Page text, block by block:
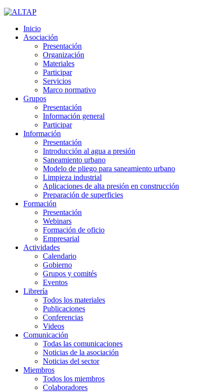
Inicio
Asociación
Presentación
Organización
Materiales
Participar
Servicios
Marco normativo
Grupos
Presentación
Información general
Participar
Información
Presentación
Introducción al agua a presión
Saneamiento urbano
Modelo de pliego para saneamiento urbano
Limpieza industrial
Aplicaciones de alta presión en construcción
Preparación de superficies
Formación
Presentación
Webinars
Formación de oficio
Empresarial
Actividades
Calendario
Gobierno
Grupos y comités
Eventos
Librería
Todos los materiales
Publicaciones
Conferencias
Videos
Comunicación
Todas las comunicaciones
Noticias de la asociación
Noticias del sector
Miembros
Todos los miembros
Colaboradores